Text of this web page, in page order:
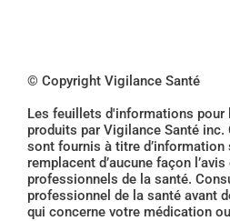
© Copyright Vigilance Santé
Les feuillets d'informations pour
produits par Vigilance Santé inc.
sont fournis à titre d’information
remplacent d’aucune façon
professionnels de la santé.
professionnel de la santé avant
qui concerne votre médication